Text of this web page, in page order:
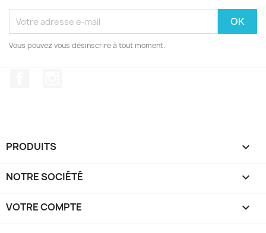
Vous pouvez vous désinscrire à tout moment.
PRODUITS 
NOTRE SOCIÉTÉ 
VOTRE COMPTE 